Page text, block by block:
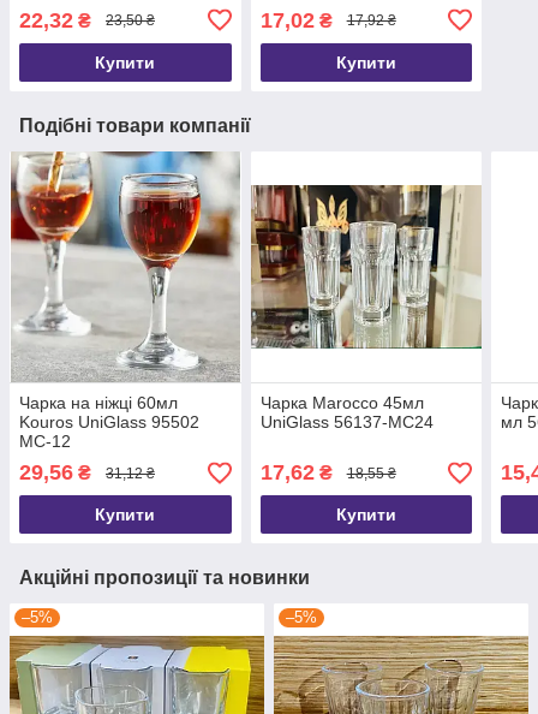
22,32 ₴ 23,50 ₴
Купити
17,02₴ 17,92 ₴
Купити
Подібні товари компанії
Чарка на ніжці 60мл
Kouros UniGlass 95502
MC-12
29,56 ₴ 31,12 ₴
Купити
Чарка Marocco 45мл
UniGlass 56137-MC24
17,62₴ 18,55 ₴
Купити
мл
Акційні пропозиції та новинки
–5% –5%